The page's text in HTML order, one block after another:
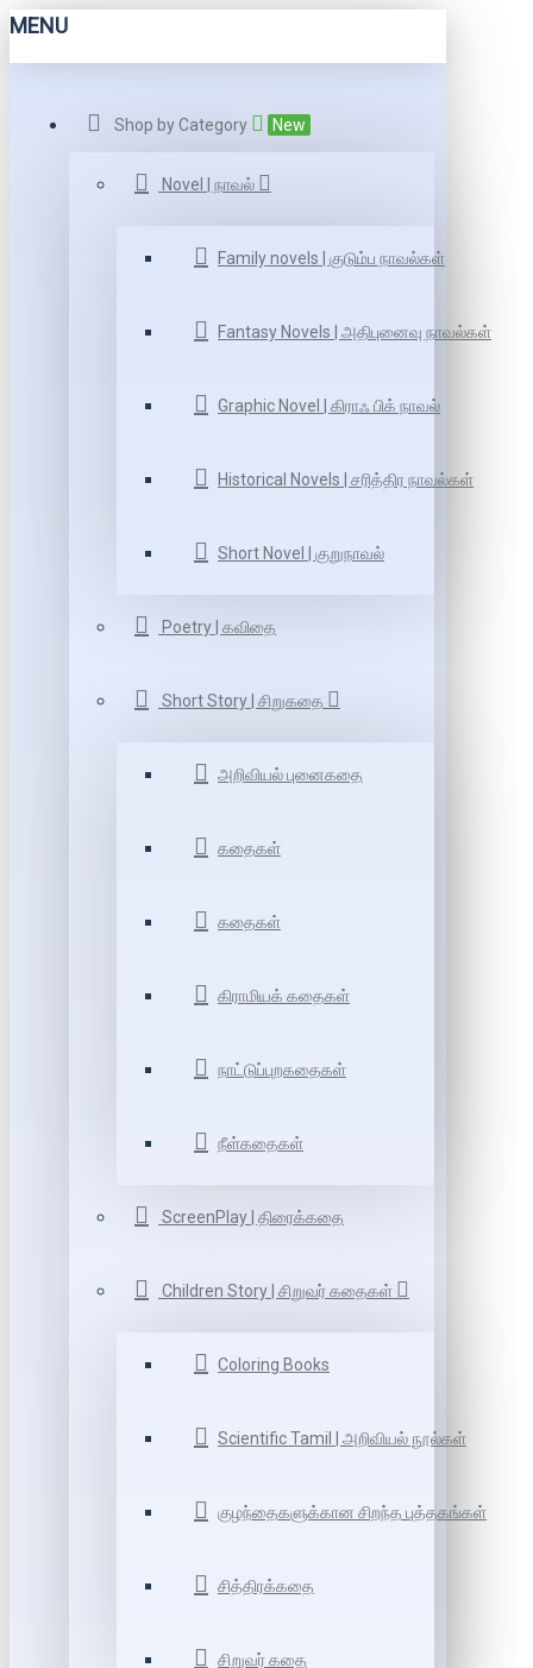
MENU
Shop by Category New
Novel | நாவல்
Family novels | குடும்ப நாவல்கள்
Fantasy Novels | அதிபுனைவு நாவல்கள்
Graphic Novel | கிராஃ பிக் நாவல்
Historical Novels | சரித்திர நாவல்கள்
Short Novel | குறுநாவல்
Poetry | கவிதை
Short Story | சிறுகதை
அறிவியல் புனைகதை
கதைகள்
கதைகள்
கிராமியக் கதைகள்
நாட்டுப்புறகதைகள்
நீள்கதைகள்
ScreenPlay | திரைக்கதை
Children Story | சிறுவர் கதைகள்
Coloring Books
Scientific Tamil | அறிவியல் நூல்கள்
குழந்தைகளுக்கான சிறந்த புத்தகங்கள்
சித்திரக்கதை
சிறுவர் கதை